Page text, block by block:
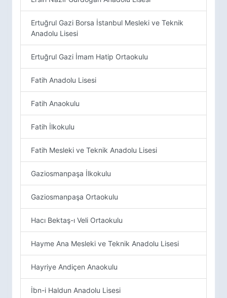
Ertuğrul Gazi Borsa İstanbul Mesleki ve Teknik
Anadolu Lisesi
Ertuğrul Gazi İmam Hatip Ortaokulu
Fatih Anadolu Lisesi
Fatih Anaokulu
Fatih İlkokulu
Fatih Mesleki ve Teknik Anadolu Lisesi
Gaziosmanpaşa İlkokulu
Gaziosmanpaşa Ortaokulu
Hacı Bektaş-ı Veli Ortaokulu
Hayme Ana Mesleki ve Teknik Anadolu Lisesi
Hayriye Andiçen Anaokulu
İbn-i Haldun Anadolu Lisesi